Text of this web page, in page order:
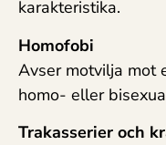
karakteristika.
Homofobi
Avser motvilja mot
homo- eller
Trakasserier och